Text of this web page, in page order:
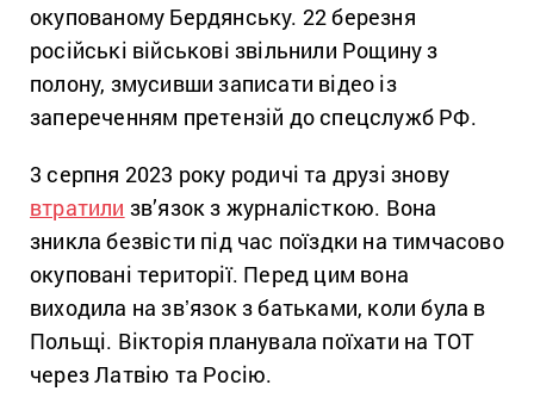
окупованому Бердянську. 22 березня
російські військові звільнили Рощину з
полону, змусивши записати відео із
запереченням претензій до спецслужб РФ.
3 серпня 2023 року родичі та друзі знову
втратили зв’язок з журналісткою. Вона
зникла безвісти під час поїздки на тимчасово
окуповані території. Перед цим вона
виходила на звʼязок з батьками, коли була в
Польщі. Вікторія планувала поїхати на ТОТ
через Латвію та Росію.